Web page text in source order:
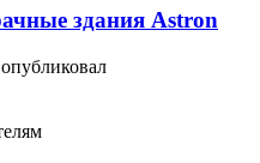
здания Astron
опубликовал